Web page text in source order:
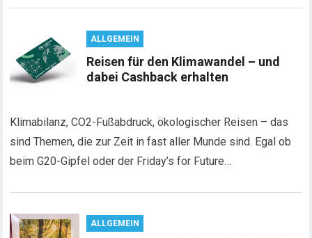
ALLGEMEIN
Reisen für den Klimawandel – und
dabei Cashback erhalten
Klimabilanz, CO2-Fußabdruck, ökologischer Reisen – das
sind Themen, die zur Zeit in fast aller Munde sind. Egal ob
beim G20-Gipfel oder der Friday’s for Future…
ALLGEMEIN